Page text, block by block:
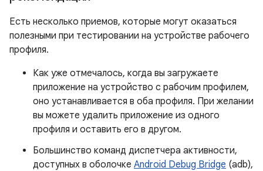
Есть несколько приемов, которые могут оказаться
полезными при тестировании на устройстве рабочего
профиля.
Как уже отмечалось, когда вы загружаете
приложение на устройство с рабочим профилем,
оно устанавливается в оба профиля. При желании
вы можете удалить приложение из одного
профиля и оставить его в другом.
Большинство команд диспетчера активности,
доступных в оболочке Android Debug Bridge (adb),